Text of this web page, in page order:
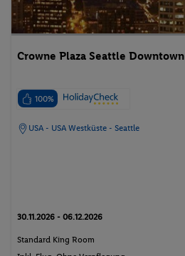
Crowne Plaza Seattle Downtown
100%
USA - USA Westküste - Seattle
30.11.2026 - 06.12.2026
Standard King Room